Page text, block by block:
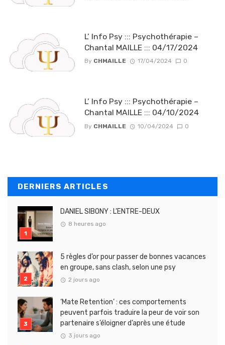
L’ Info Psy ::: Psychothérapie –
Chantal MAILLE ::: 04/17/2024
By CHMAILLE 17/04/2024 0
L’ Info Psy ::: Psychothérapie –
Chantal MAILLE ::: 04/10/2024
By CHMAILLE 10/04/2024 0
DERNIERS ARTICLES
DANIEL SIBONY : L’ENTRE-DEUX
8 heures ago
5 règles d’or pour passer de bonnes vacances
en groupe, sans clash, selon une psy
2 jours ago
‘Mate Retention’ : ces comportements
peuvent parfois traduire la peur de voir son
partenaire s’éloigner d’après une étude
3 jours ago